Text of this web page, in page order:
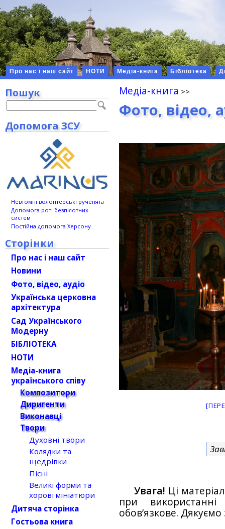
Про нас і наш сайт НОТИ Медіа-книга Бібліотека
Медіа-книга
Фото, відео,
Увага! Ці
при
обов’язкове.
Пошук
Допомога ЗСУ
Невтомні волонтерські рученята
Допомога роті безпілотних
систем
Постійна допомога Херсону
Сторінки
Про нас і наш сайт
Новини
Фото, відео, аудіо
Українська церковна
архітектура
Сад Українського
Модерну
БІБЛІОТЕКА
НОТИ
Медіа-книга
українського співу
Композитори
Диригенти
Виконавці
Твори
Духовні твори
Колядки та
щедрівки
Пісні
Великі форми та
хорові мініатюри
Дитяча сторінка
Гостьова книга